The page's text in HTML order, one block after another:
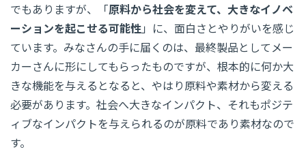
でもありますが、「原料から社会を変えて、大きなイノベ
ーションを起こせる可能性」に、面白さとやりがいを感じ
ています。みなさんの手に届くのは、最終製品としてメー
カーさんに形にしてもらったものですが、根本的に何か大
きな機能を与えるとなると、やはり原料や素材から変える
必要があります。社会へ大きなインパクト、それもポジテ
ィブなインパクトを与えられるのが原料であり素材なので
す。